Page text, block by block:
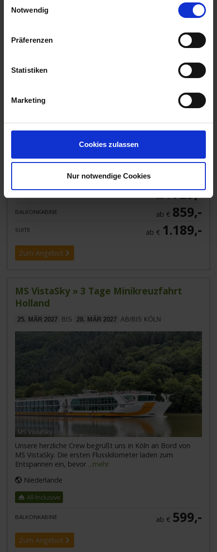
Notwendig
Präferenzen
Statistiken
Marketing
Cookies zulassen
Nur notwendige Cookies
In Passau heißt uns unsere Crew an Bord von MS
VistaDiamond zu unserer Donaureise willkommen. Ruhig
gleiten wir durch die eindr...mehr
Österreich, Ungarn, Slowakei
Geburtstags-Bonus
ab €729,-
BALKONKABINE ab € 859,-
SUITE ab € 1.189,-
Zum Angebot
MS VistaSky » 3 Tage Minikreuzfahrt
Holland
25. MÄR 2027 BIS 28. MÄR 2027 AB/BIS KÖLN
MS VistaSky
Unsere herzliche Crew begrüßt uns in Köln an Bord von
MS VistaSky. Die ersten Flusskilometer laden zum
Entspannen ein, bevor ...mehr
Niederlande
All-Inclusive
BALKONKABINE ab € 599,-
Zum Angebot